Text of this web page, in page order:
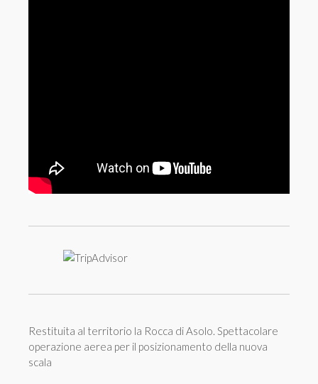
Restituita al territorio la Rocca di Asolo. Spettacolare
operazione aerea per il posizionamento della nuova
scala